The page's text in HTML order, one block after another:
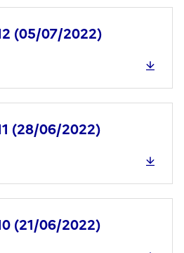
(05/07/2022)
(28/06/2022)
(21/06/2022)